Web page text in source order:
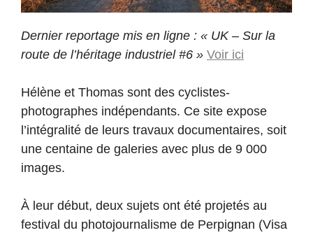
Dernier reportage mis en ligne : « UK – Sur la
route de l’héritage industriel #6 » Voir ici
Hélène et Thomas sont des cyclistes-
photographes indépendants. Ce site expose
l’intégralité de leurs travaux documentaires, soit
une centaine de galeries avec plus de 9 000
images.
À leur début, deux sujets ont été projetés au
festival du photojournalisme de Perpignan (Visa